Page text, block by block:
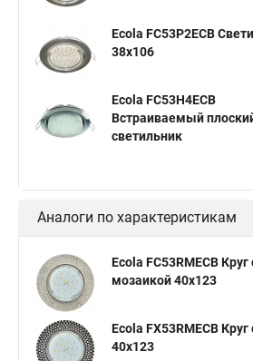
Ecola FC53P2ECB
38x106
Ecola FC53H4ECB
Встраиваемый
светильник
Аналоги по характеристикам
Ecola FC53RMECB Круг
мозаикой 40x123
Ecola FX53RMECB Круг
40x123